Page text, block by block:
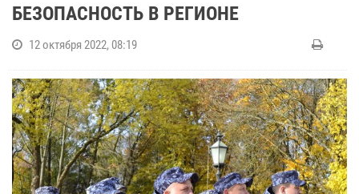
БЕЗОПАСНОСТЬ В РЕГИОНЕ
12 октября 2022, 08:19